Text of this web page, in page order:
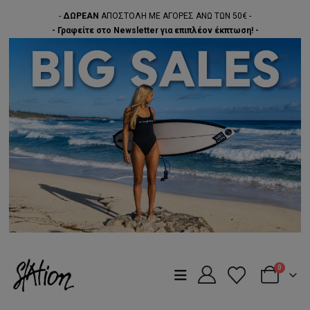
- ΔΩΡΕΑΝ ΑΠΟΣΤΟΛΗ ΜΕ ΑΓΟΡΕΣ ΑΝΩ ΤΩΝ 50€ -
- Γραφείτε στο Newsletter για επιπλέον έκπτωση! -
0